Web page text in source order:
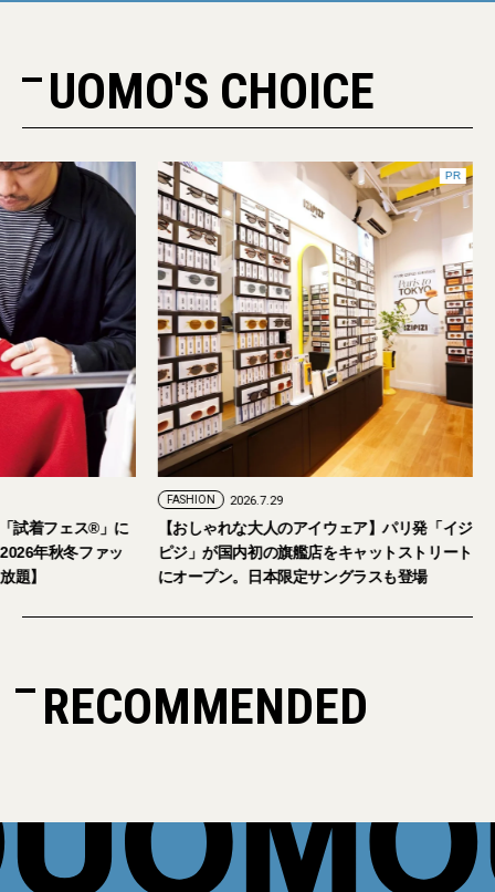
UOMO'S CHOICE
試着フェス®︎」に
年秋冬ファッ
題】
PR
FASHION 2026.7.29
【おしゃれな大人のアイウェア】パリ発「イジ
ピジ」が国内初の旗艦店をキャットストリート
にオープン。日本限定サングラスも登場
RECOMMENDED